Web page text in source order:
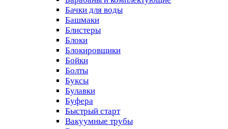
Бачки для воды
Башмаки
Блистеры
Блоки
Блокировщики
Бойки
Болты
Буксы
Булавки
Буфера
Быстрый старт
Вакуумные трубы